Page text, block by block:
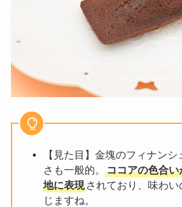
【見た目】金塊のフィナンシ
さも一般的。
ココアの色合
地に表現されており、味わ
じますね。